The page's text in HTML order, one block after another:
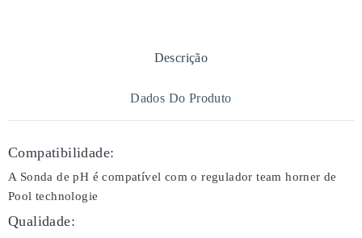
Descrição
Dados Do Produto
Compatibilidade:
A Sonda de pH é compatível com o regulador team horner de
Pool technologie
Qualidade: